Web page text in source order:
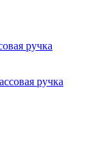
ручка